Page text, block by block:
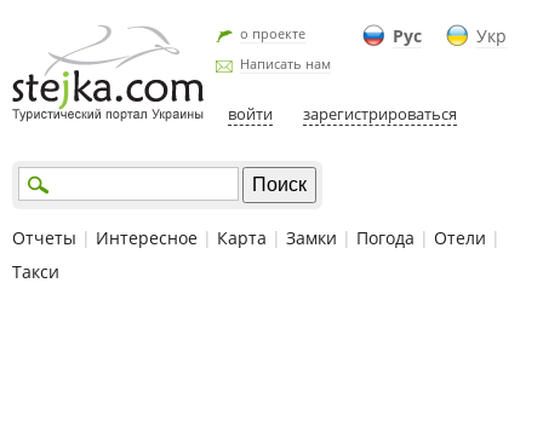
Рус Укр
о проекте
Написать нам
войти зарегистрироваться
Отчеты | Интересное | Карта | Замки | Погода | Отели |
Такси